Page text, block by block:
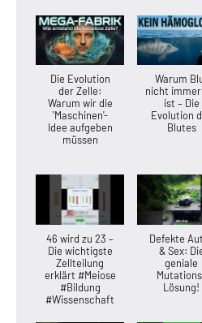
Die Evolution
der Zelle:
Warum wir die
'Maschinen'-
Idee aufgeben
müssen
Warum
nicht
ist – Die
Evolution
Blutes
46 wird zu 23 –
Die wichtigste
Zellteilung
erklärt #Meiose
#Bildung
#Wissenschaft
Defekte
& Sex:
geniale
Lösung!